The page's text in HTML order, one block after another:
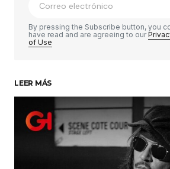
Comentario *
Su nombre*
Tu correo electrónico
By pressing the Subscribe button, you
have read and are agreeing to our
of Use
LEER MÁS